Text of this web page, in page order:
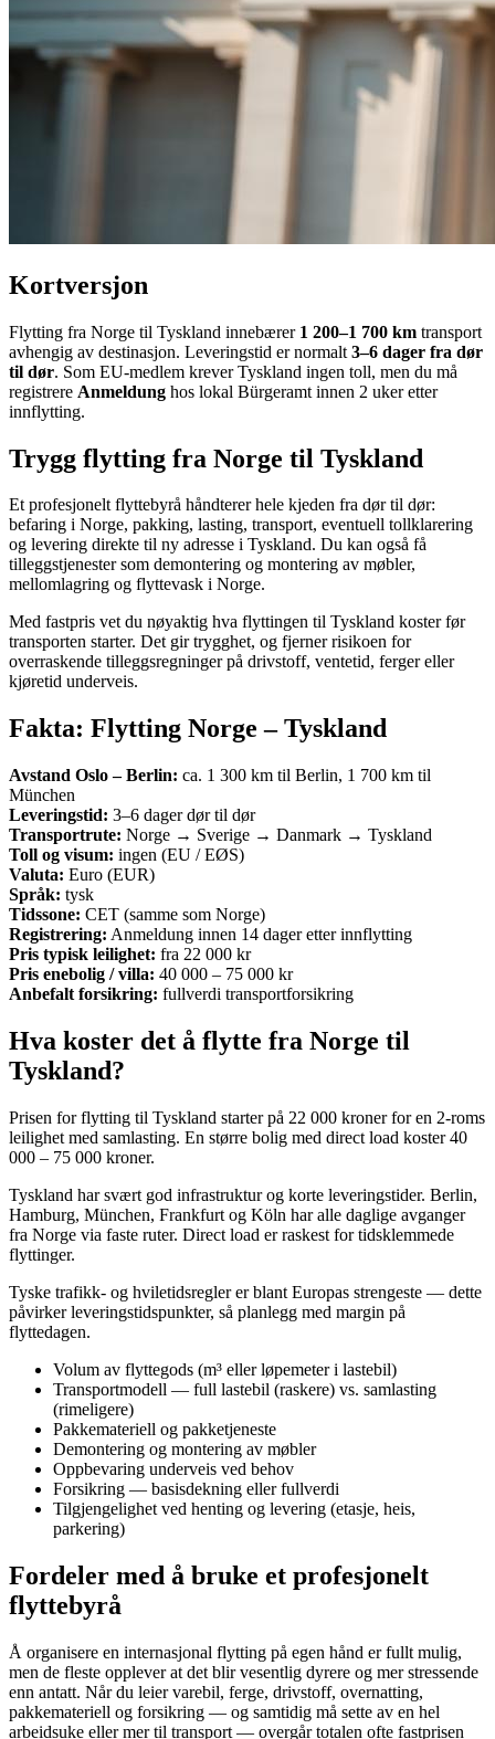
Kortversjon
Flytting fra Norge til Tyskland innebærer 1 200–1 700 km transport
avhengig av destinasjon. Leveringstid er normalt 3–6 dager fra dør
til dør. Som EU-medlem krever Tyskland ingen toll, men du må
registrere Anmeldung hos lokal Bürgeramt innen 2 uker etter
innflytting.
Trygg flytting fra Norge til Tyskland
Et profesjonelt flyttebyrå håndterer hele kjeden fra dør til dør:
befaring i Norge, pakking, lasting, transport, eventuell tollklarering
og levering direkte til ny adresse i Tyskland. Du kan også få
tilleggstjenester som demontering og montering av møbler,
mellomlagring og flyttevask i Norge.
Med fastpris vet du nøyaktig hva flyttingen til Tyskland koster før
transporten starter. Det gir trygghet, og fjerner risikoen for
overraskende tilleggsregninger på drivstoff, ventetid, ferger eller
kjøretid underveis.
Fakta: Flytting Norge – Tyskland
Avstand Oslo –Berlin: ca. 1 300 km til Berlin, 1 700 km til
München
Leveringstid: 3–6 dager dør til dør
Transportrute: Norge → Sverige → Danmark → Tyskland
Toll og visum: ingen (EU / EØS)
Valuta: Euro (EUR)
Språk: tysk
Tidssone: CET (samme som Norge)
Registrering: Anmeldung innen 14 dager etter innflytting
Pris typisk leilighet: fra 22 000 kr
Pris enebolig / villa: 40 000 – 75 000 kr
Anbefalt forsikring: fullverdi transportforsikring
Hva koster det å flytte fra Norge til
Tyskland?
Prisen for flytting til Tyskland starter på 22 000 kroner for en 2-roms
leilighet med samlasting. En større bolig med direct load koster 40
000 – 75 000 kroner.
Tyskland har svært god infrastruktur og korte leveringstider. Berlin,
Hamburg, München, Frankfurt og Köln har alle daglige avganger
fra Norge via faste ruter. Direct load er raskest for tidsklemmede
flyttinger.
Tyske trafikk- og hviletidsregler er blant Europas strengeste — dette
påvirker leveringstidspunkter, så planlegg med margin på
flyttedagen.
Volum av flyttegods (m³ eller løpemeter i lastebil)
Transportmodell — full lastebil (raskere) vs. samlasting
(rimeligere)
Pakkemateriell og pakketjeneste
Demontering og montering av møbler
Oppbevaring underveis ved behov
Forsikring — basisdekning eller fullverdi
Tilgjengelighet ved henting og levering (etasje, heis,
parkering)
Fordeler med å bruke et profesjonelt
flyttebyrå
Å organisere en internasjonal flytting på egen hånd er fullt mulig,
men de fleste opplever at det blir vesentlig dyrere og mer stressende
enn antatt. Når du leier varebil, ferge, drivstoff, overnatting,
pakkemateriell og forsikring — og samtidig må sette av en hel
arbeidsuke eller mer til transport — overgår totalen ofte fastprisen